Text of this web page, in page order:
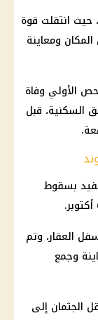
حيث انتقلت قوة
ومعاينة
الأولي وفاة
قبل
يفيد بسقوط
العقار، وتم
وجمع
الجثمان إلى